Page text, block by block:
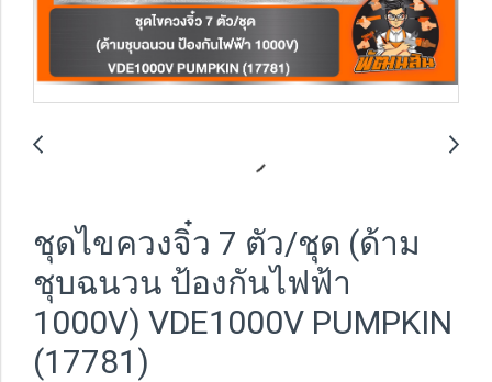
ชุดไขควงจิ๋ว 7 ตัว/ชุด (ด้าม
ชุบฉนวน ป้องกันไฟฟ้า
1000V) VDE1000V PUMPKIN
(17781)